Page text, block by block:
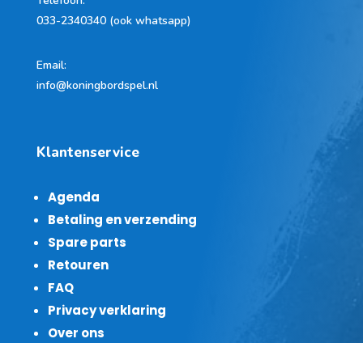
033-2340340 (ook whatsapp)
Email:
info@koningbordspel.nl
Klantenservice
Agenda
Betaling en verzending
Spare parts
Retouren
FAQ
Privacy verklaring
Over ons